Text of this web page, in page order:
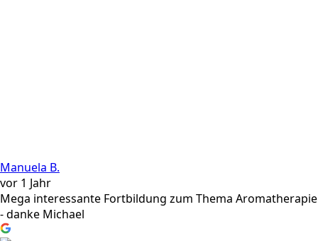
Manuela B.
vor 1 Jahr
Mega interessante Fortbildung zum Thema Aromatherapie
- danke Michael